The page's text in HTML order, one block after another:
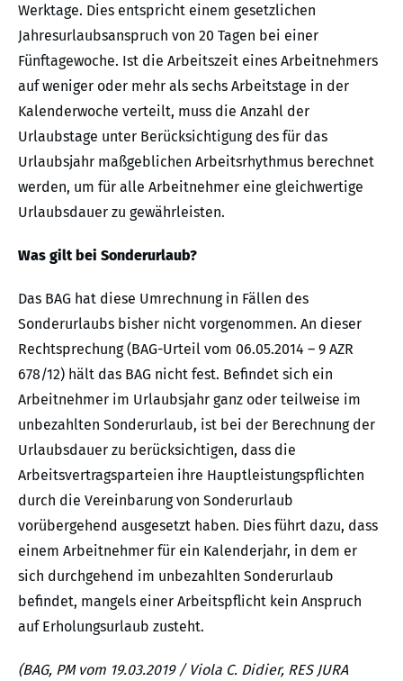
Werktage. Dies entspricht einem gesetzlichen
Jahresurlaubsanspruch von 20 Tagen bei einer
Fünftagewoche. Ist die Arbeitszeit eines Arbeitnehmers
auf weniger oder mehr als sechs Arbeitstage in der
Kalenderwoche verteilt, muss die Anzahl der
Urlaubstage unter Berücksichtigung des für das
Urlaubsjahr maßgeblichen Arbeitsrhythmus berechnet
werden, um für alle Arbeitnehmer eine gleichwertige
Urlaubsdauer zu gewährleisten.
Was gilt bei Sonderurlaub?
Das BAG hat diese Umrechnung in Fällen des
Sonderurlaubs bisher nicht vorgenommen. An dieser
Rechtsprechung (BAG-Urteil vom 06.05.2014 – 9 AZR
678/12) hält das BAG nicht fest. Befindet sich ein
Arbeitnehmer im Urlaubsjahr ganz oder teilweise im
unbezahlten Sonderurlaub, ist bei der Berechnung der
Urlaubsdauer zu berücksichtigen, dass die
Arbeitsvertragsparteien ihre Hauptleistungspflichten
durch die Vereinbarung von Sonderurlaub
vorübergehend ausgesetzt haben. Dies führt dazu, dass
einem Arbeitnehmer für ein Kalenderjahr, in dem er
sich durchgehend im unbezahlten Sonderurlaub
befindet, mangels einer Arbeitspflicht kein Anspruch
auf Erholungsurlaub zusteht.
(BAG, PM vom 19.03.2019 / Viola C. Didier, RES JURA